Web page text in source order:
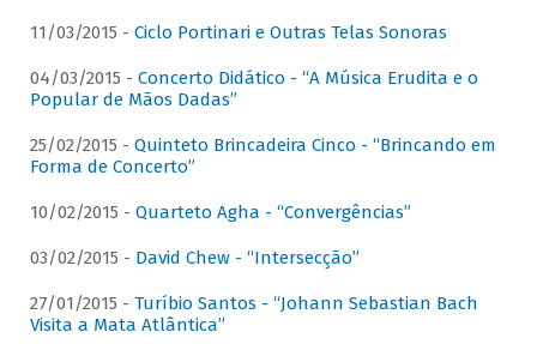
11/03/2015 - Ciclo Portinari e Outras Telas Sonoras
04/03/2015 - Concerto Didático - “A Música Erudita e o
Popular de Mãos Dadas”
25/02/2015 - Quinteto Brincadeira Cinco - “Brincando em
Forma de Concerto”
10/02/2015 - Quarteto Agha - “Convergências”
03/02/2015 - David Chew - “Intersecção”
27/01/2015 - Turíbio Santos - “Johann Sebastian Bach
Visita a Mata Atlântica”